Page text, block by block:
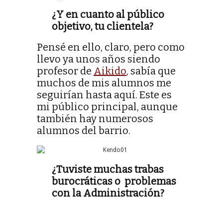
¿Y en cuanto al público
objetivo, tu clientela?
Pensé en ello, claro, pero como
llevo ya unos años siendo
profesor de Aikido, sabía que
muchos de mis alumnos me
seguirían hasta aquí. Este es
mi público principal, aunque
también hay numerosos
alumnos del barrio.
¿Tuviste muchas trabas
burocráticas o problemas
con la Administración?